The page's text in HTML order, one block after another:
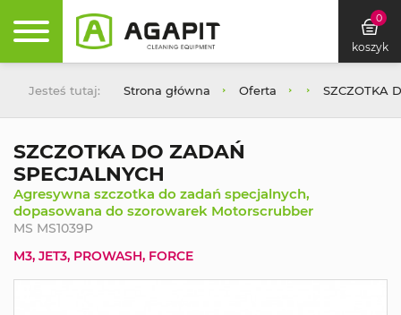
0
koszyk
Jesteś tutaj: Strona główna Oferta SZCZOTKA
SZCZOTKA DO ZADAŃ
SPECJALNYCH
Agresywna szczotka do zadań specjalnych,
dopasowana do szorowarek Motorscrubber
MS MS1039P
M3, JET3, PROWASH, FORCE